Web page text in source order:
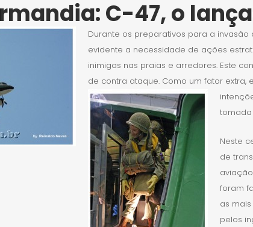
C-47, o
Durante os preparativos para a
evidente a necessidade de ações
inimigas nas praias e arredores. Este
de contra ataque. Como um fator
Neste
de
foram
as
pelos